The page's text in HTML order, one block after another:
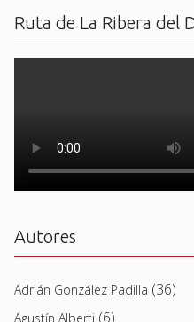
Ruta de La Ribera del
Autores
Adrián González Padilla (36)
Agustín Alberti (6)